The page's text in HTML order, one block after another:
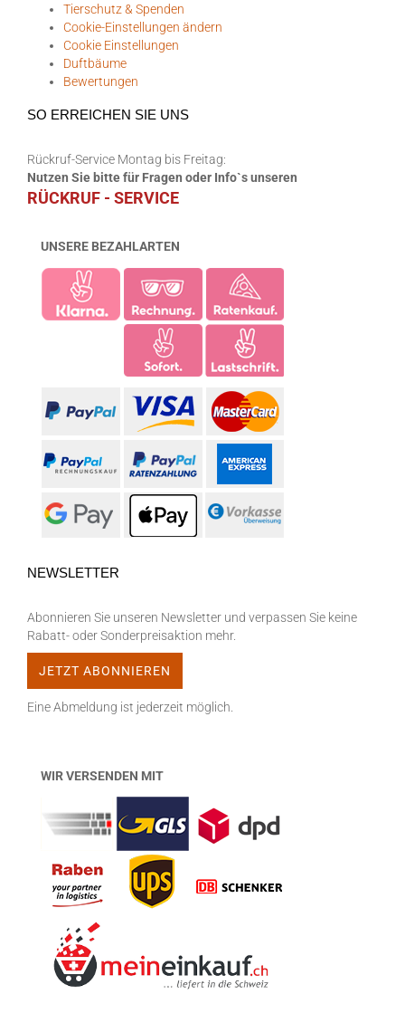
Tierschutz & Spenden
Cookie-Einstellungen ändern
Cookie Einstellungen
Duftbäume
Bewertungen
SO ERREICHEN SIE UNS
Rückruf-Service Montag bis Freitag:
Nutzen Sie bitte für Fragen oder Info`s unseren
RÜCKRUF - SERVICE
UNSERE BEZAHLARTEN
NEWSLETTER
Abonnieren Sie unseren Newsletter und verpassen Sie keine
Rabatt- oder Sonderpreisaktion mehr.
Eine Abmeldung ist jederzeit möglich.
WIR VERSENDEN MIT